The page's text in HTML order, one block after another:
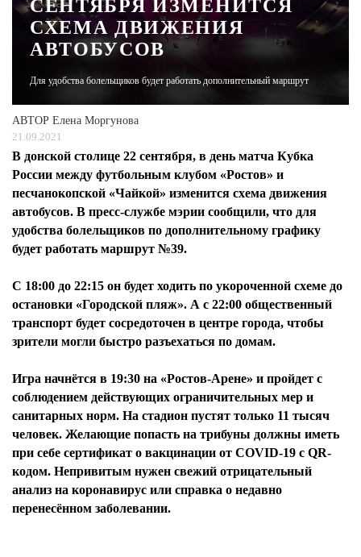
ЖУРНАЛ
СЕНТЯБРЯ ИЗМЕНИТСЯ
СХЕМА ДВИЖЕНИЯ
АВТОБУСОВ
Для удобства болельщиков будет работать дополнительный маршрут
АВТОР Елена Моргунова
21.09.2021
В донской столице 22 сентября, в день матча Кубка
России между футбольным клубом «Ростов» и
песчанокопской «Чайкой» изменится схема движения
автобусов. В пресс-службе мэрии сообщили, что для
удобства болельщиков по дополнительному графику
будет работать маршрут №39.
С 18:00 до 22:15 он будет ходить по укороченной схеме до
остановки «Городской пляж». А с 22:00 общественный
транспорт будет сосредоточен в центре города, чтобы
зрители могли быстро разъехаться по домам.
Игра начнётся в 19:30 на «Ростов-Арене» и пройдет с
соблюдением действующих ограничительных мер и
санитарных норм. На стадион пустят только 11 тысяч
человек. Желающие попасть на трибуны должны иметь
при себе сертификат о вакцинации от COVID-19 с QR-
кодом. Непривитым нужен свежий отрицательный
анализ на коронавирус или справка о недавно
перенесённом заболевании.